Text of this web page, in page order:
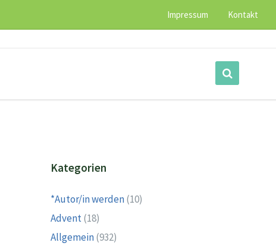
Impressum Kontakt
Kategorien
*Autor/in werden(10)
Advent(18)
Allgemein(932)